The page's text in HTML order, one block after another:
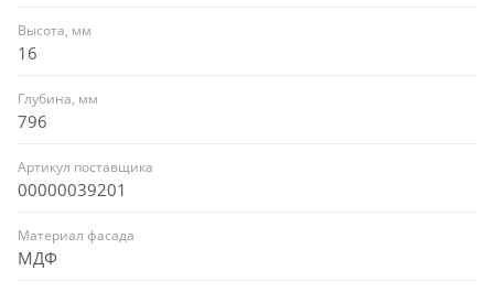
Высота, мм
16
Глубина, мм
796
Артикул поставщика
00000039201
Материал фасада
МДФ